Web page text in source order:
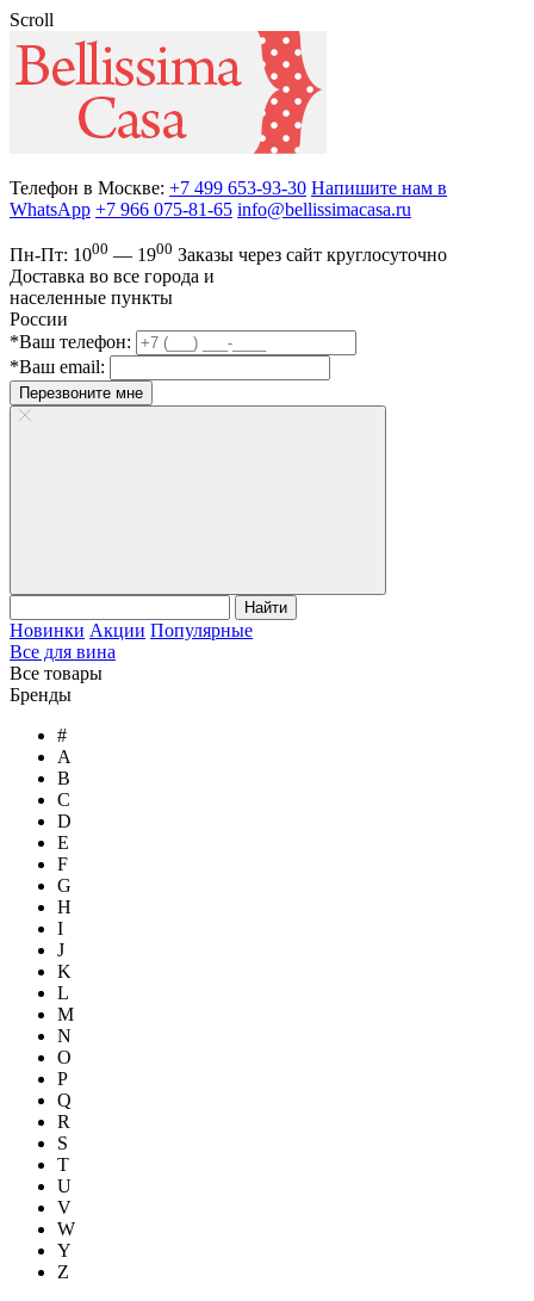
Scroll
Телефон в Москве: +7 499 653-93-30 Напишите нам в
WhatsApp +7 966 075-81-65 info@bellissimacasa.ru
Пн-Пт: 1000 — 1900 Заказы через сайт круглосуточно
Доставка во все города и
населенные пункты
России
*Ваш телефон:
*Ваш email:
Перезвоните мне
Найти
Новинки Акции Популярные
Все для вина
Все товары
Бренды
#
A
B
C
D
E
F
G
H
I
J
K
L
M
N
O
P
Q
R
S
T
U
V
W
Y
Z